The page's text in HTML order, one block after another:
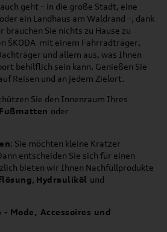
geht – in die große Stadt, eine
ein Landhaus am Waldrand –, dank
brauchen Sie nichts zu Hause zu
ŠKODA mit einem Fahrradträger,
und allem aus, was Ihnen
behilflich sein kann. Genießen Sie
Reisen und an jedem Zielort.
Sie den Innenraum Ihres
Fußmatten oder
: Sie möchten kleine Kratzer
entscheiden Sie sich für einen
bieten wir Ihnen Nachfüllprodukte
, Hydrauliköl und
Mode, Accessoires und